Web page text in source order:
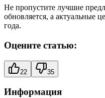
Не пропустите лучшие
обновляется, а актуальные
года.
Оцените статью:
22 35
Информация